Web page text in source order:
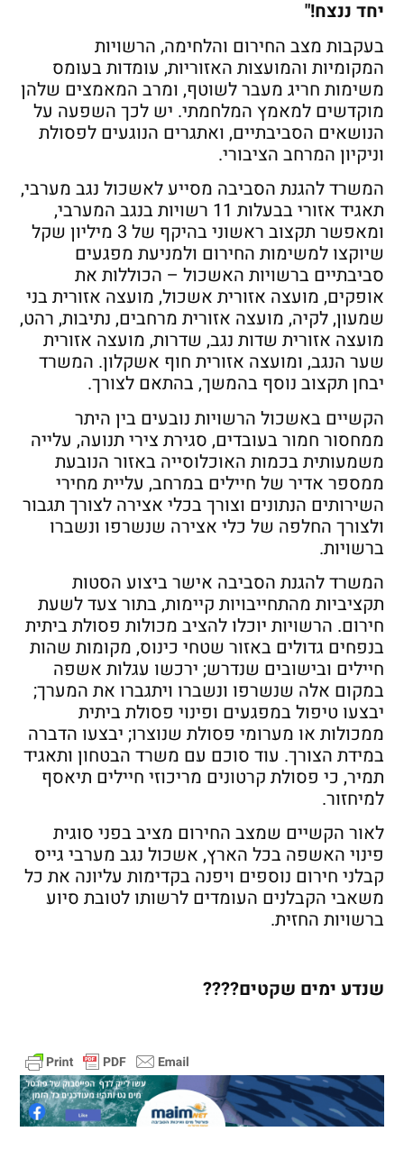
יחד ננצח!"
בעקבות מצב החירום והלחימה, הרשויות
המקומיות והמועצות האזוריות, עומדות בעומס
משימות חריג מעבר לשוטף, ומרב המאמצים שלהן
מוקדשים למאמץ המלחמתי. יש לכך השפעה על
הנושאים הסביבתיים, ואתגרים הנוגעים לפסולת
וניקיון המרחב הציבורי.
המשרד להגנת הסביבה מסייע לאשכול נגב מערבי,
תאגיד אזורי בבעלות 11 רשויות בנגב המערבי,
ומאפשר תקצוב ראשוני בהיקף של 3 מיליון שקל
שיוקצו למשימות החירום ולמניעת מפגעים
סביבתיים ברשויות האשכול – הכוללות את
אופקים, מועצה אזורית אשכול, מועצה אזורית בני
שמעון, לקיה, מועצה אזורית מרחבים, נתיבות, רהט,
מועצה אזורית שדות נגב, שדרות, מועצה אזורית
שער הנגב, ומועצה אזורית חוף אשקלון. המשרד
יבחן תקצוב נוסף בהמשך, בהתאם לצורך.
הקשיים באשכול הרשויות נובעים בין היתר
ממחסור חמור בעובדים, סגירת צירי תנועה, עלייה
משמעותית בכמות האוכלוסייה באזור הנובעת
ממספר אדיר של חיילים במרחב, עליית מחירי
השירותים הנתונים וצורך בכלי אצירה לצורך תגבור
ולצורך החלפה של כלי אצירה שנשרפו ונשברו
ברשויות.
המשרד להגנת הסביבה אישר ביצוע הסטות
תקציביות מהתחייבויות קיימות, בתור צעד לשעת
חירום. הרשויות יוכלו להציב מכולות פסולת ביתית
בנפחים גדולים באזור שטחי כינוס, מקומות שהות
חיילים ובישובים שנדרש; ירכשו עגלות אשפה
במקום אלה שנשרפו ונשברו ויתגברו את המערך;
יבצעו טיפול במפגעים ופינוי פסולת ביתית
ממכולות או מערומי פסולת שנוצרו; יבצעו הדברה
במידת הצורך. עוד סוכם עם משרד הבטחון ותאגיד
תמיר, כי פסולת קרטונים מריכוזי חיילים תיאסף
למיחזור.
לאור הקשיים שמצב החירום מציב בפני סוגית
פינוי האשפה בכל הארץ, אשכול נגב מערבי גייס
קבלני חירום נוספים ויפנה בקדימות עליונה את כל
משאבי הקבלנים העומדים לרשותו לטובת סיוע
ברשויות החזית.
שנדע ימים שקטים????